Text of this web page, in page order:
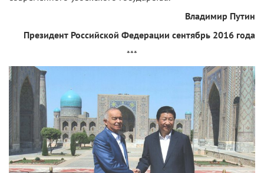
Владимир Путин
Президент Российской Федерации сентябрь 2016 года
***